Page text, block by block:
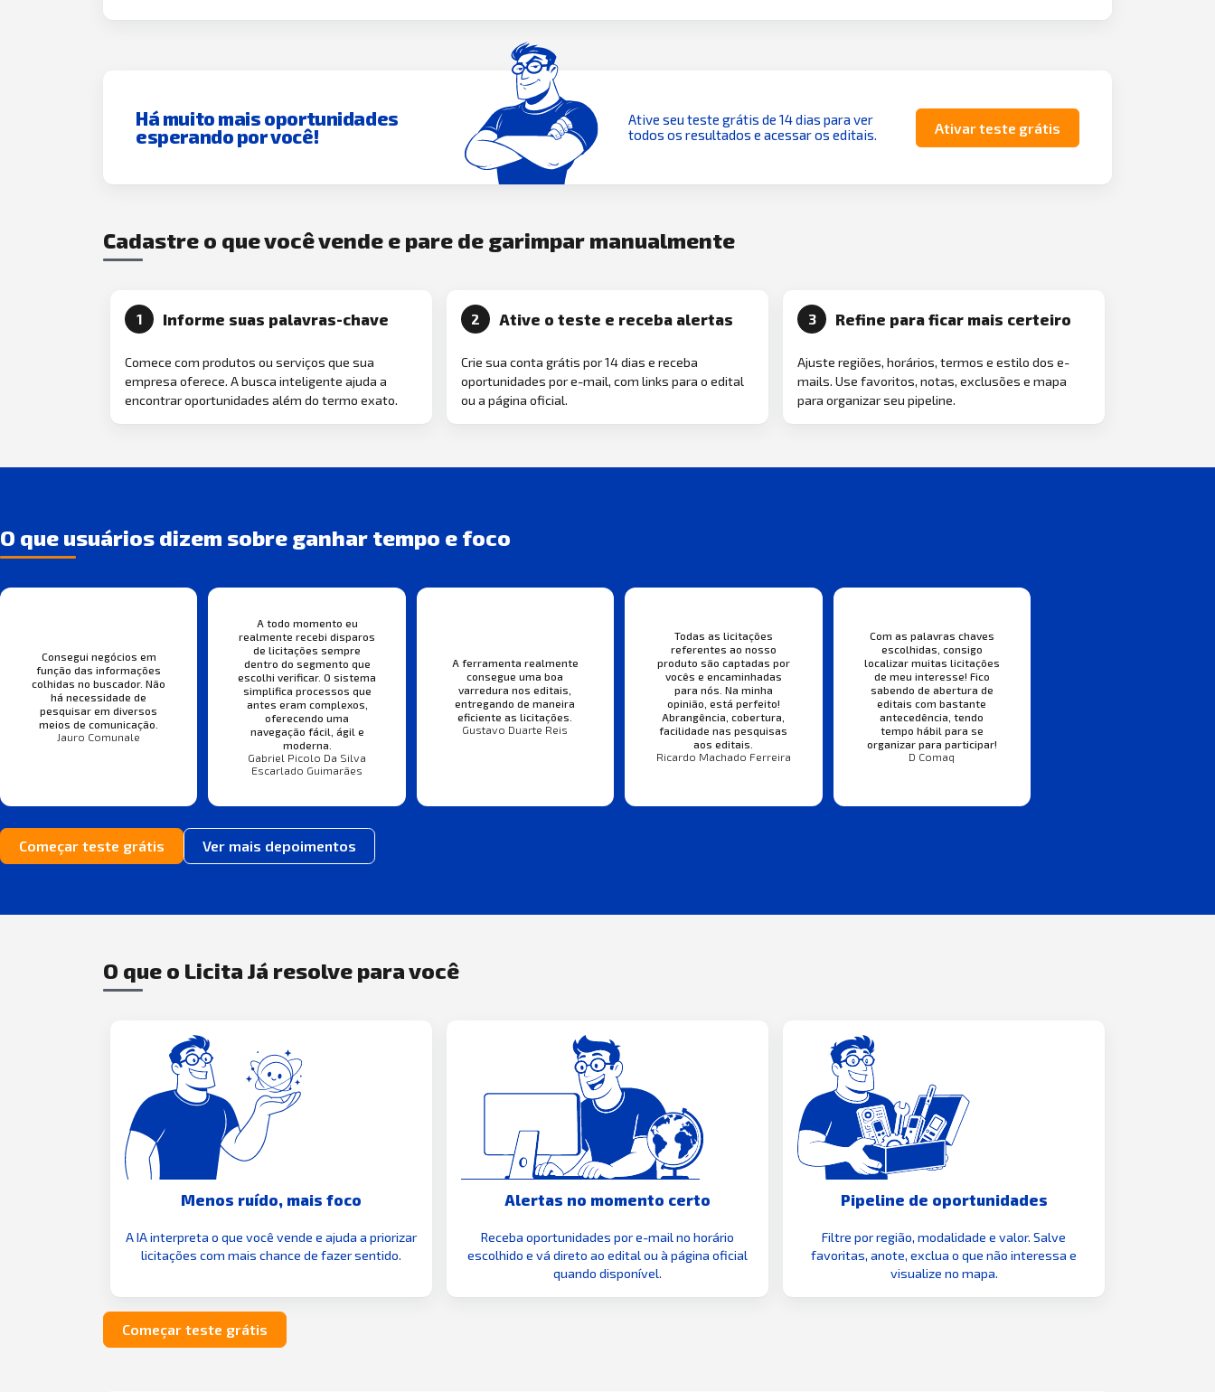
Há muito mais oportunidades
esperando por você!
Ative seu teste grátis de 14 dias para ver
todos os resultados e acessar os editais.
Ativar teste grátis
Cadastre o que você vende e pare de garimpar manualmente
1 Informe suas palavras-chave
Comece com produtos ou serviços que sua
empresa oferece. A busca inteligente ajuda a
encontrar oportunidades além do termo exato.
2 Ative o teste e receba alertas
Crie sua conta grátis por 14 dias e receba
oportunidades por e-mail, com links para o edital
ou a página oficial.
3 Refine para ficar mais certeiro
Ajuste regiões, horários, termos e estilo dos e-
mails. Use favoritos, notas, exclusões e mapa
para organizar seu pipeline.
O que usuários dizem sobre ganhar tempo e foco
Consegui negócios em
função das informações
colhidas no buscador. Não
há necessidade de
pesquisar em diversos
meios de comunicação.
Jauro Comunale
A todo momento eu
realmente recebi disparos
de licitações sempre
dentro do segmento que
escolhi verificar. O sistema
simplifica processos que
antes eram complexos,
oferecendo uma
navegação fácil, ágil e
moderna.
Gabriel Picolo Da Silva
Escarlado Guimarães
A ferramenta realmente
consegue uma boa
varredura nos editais,
entregando de maneira
eficiente as licitações.
Gustavo Duarte Reis
Todas as licitações
referentes ao nosso
produto são captadas por
vocês e encaminhadas
para nós. Na minha
opinião, está perfeito!
Abrangência, cobertura,
facilidade nas pesquisas
aos editais.
Ricardo Machado Ferreira
Com as palavras chaves
escolhidas, consigo
localizar muitas licitações
de meu interesse! Fico
sabendo de abertura de
editais com bastante
antecedência, tendo
tempo hábil para se
organizar para participar!
D Comaq
Começar teste grátis Ver mais depoimentos
O que o Licita Já resolve para você
Menos ruído, mais foco
A IA interpreta o que você vende e ajuda a priorizar
licitações com mais chance de fazer sentido.
Alertas no momento certo
Receba oportunidades por e-mail no horário
escolhido e vá direto ao edital ou à página oficial
quando disponível.
Pipeline de oportunidades
Filtre por região, modalidade e valor. Salve
favoritas, anote, exclua o que não interessa e
visualize no mapa.
Começar teste grátis